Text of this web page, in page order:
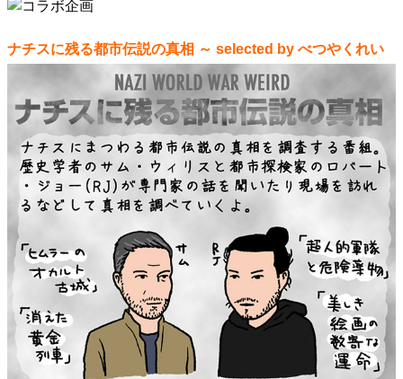
ナチスに残る都市伝説の真相 ～ selected by べつやくれい